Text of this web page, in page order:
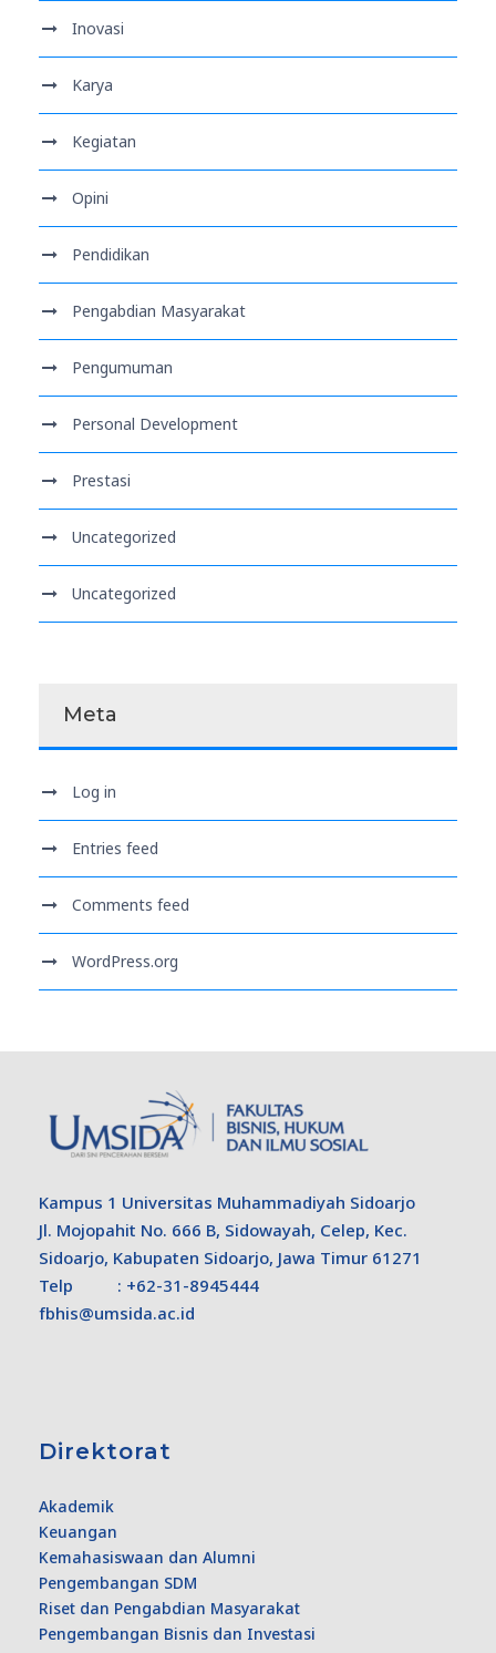
Inovasi
Karya
Kegiatan
Opini
Pendidikan
Pengabdian Masyarakat
Pengumuman
Personal Development
Prestasi
Uncategorized
Uncategorized
Meta
Log in
Entries feed
Comments feed
WordPress.org
Kampus 1 Universitas Muhammadiyah Sidoarjo
Jl. Mojopahit No. 666 B, Sidowayah, Celep, Kec.
Sidoarjo, Kabupaten Sidoarjo, Jawa Timur 61271
Telp : +62-31-8945444
fbhis@umsida.ac.id
Direktorat
Akademik
Keuangan
Kemahasiswaan dan Alumni
Pengembangan SDM
Riset dan Pengabdian Masyarakat
Pengembangan Bisnis dan Investasi